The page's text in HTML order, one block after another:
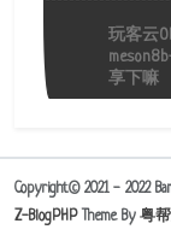
玩客云
享下嘛
Copyright© 2021 - 2022
Z-BlogPHPTheme By 粤